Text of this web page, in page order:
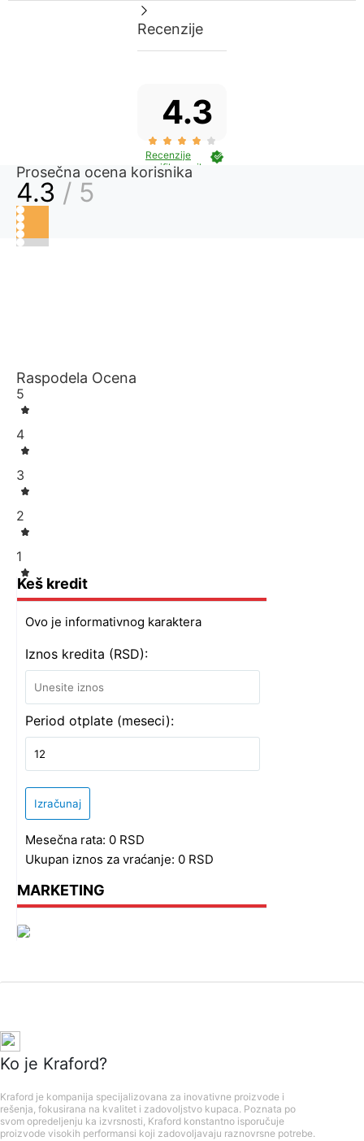
Recenzije
4.3
Recenzije
verifikovanih
kupaca
Prosečna ocena korisnika
4.3 / 5
Raspodela Ocena
5
4
3
2
1
Keš kredit
Ovo je informativnog karaktera
Iznos kredita (RSD):
Period otplate (meseci):
Izračunaj
Mesečna rata: 0 RSD
Ukupan iznos za vraćanje: 0 RSD
MARKETING
Ko je Kraford?
Kraford je kompanija specijalizovana za inovativne proizvode i
rešenja, fokusirana na kvalitet i zadovoljstvo kupaca. Poznata po
svom opredeljenju ka izvrsnosti, Kraford konstantno isporučuje
proizvode visokih performansi koji zadovoljavaju raznovrsne potrebe.